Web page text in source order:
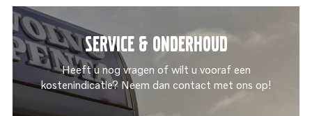
Service & onderhoud
Heeft u nog vragen of wilt u vooraf een
kostenindicatie? Neem dan contact met ons op!